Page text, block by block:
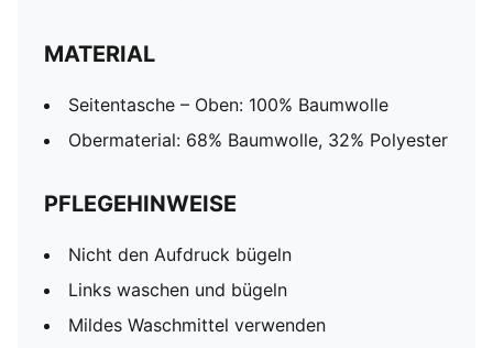
MATERIAL
Seitentasche – Oben: 100% Baumwolle
Obermaterial: 68% Baumwolle, 32% Polyester
PFLEGEHINWEISE
Nicht den Aufdruck bügeln
Links waschen und bügeln
Mildes Waschmittel verwenden